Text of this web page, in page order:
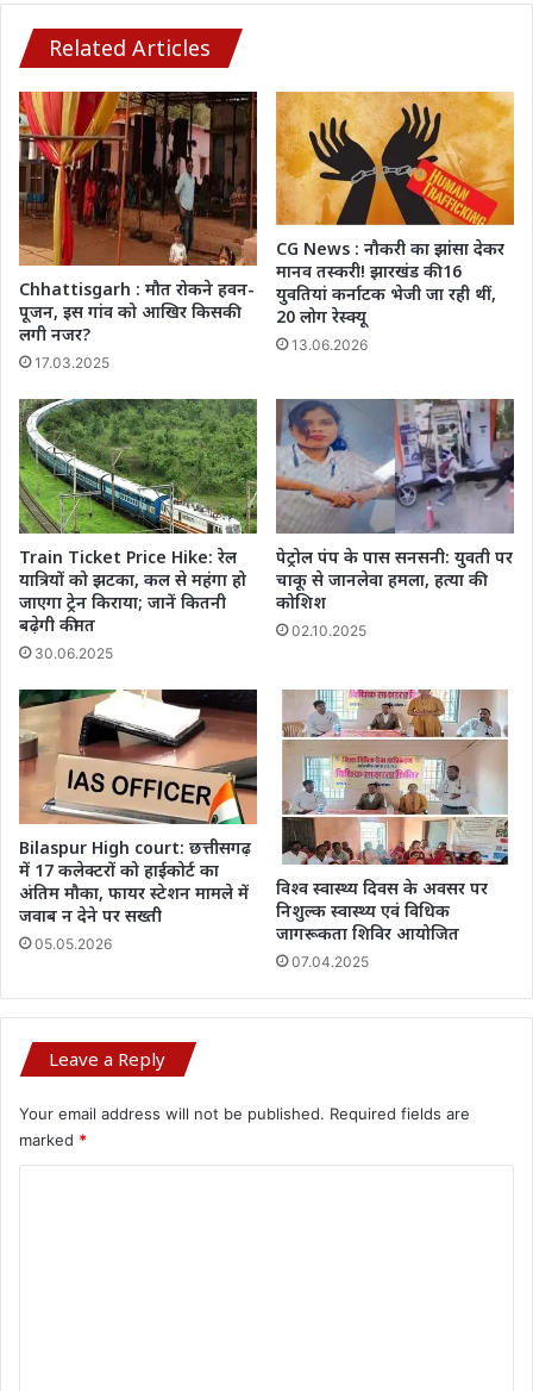
के
लिए
बाजार
में
उमड़ी
लोगों
की
भीड़,
देखें
ताजा
रेट
Related Articles
Chhattisgarh : मौत रोकने हवन-
पूजन, इस गांव को आखिर किसकी
लगी नजर?
17.03.2025
CG News : नौकरी का झांसा देकर
मानव तस्करी! झारखंड की 16
युवतियां कर्नाटक भेजी जा रही थीं,
20 लोग रेस्क्यू
13.06.2026
Train Ticket Price Hike: रेल
यात्रियों को झटका, कल से महंगा हो
जाएगा ट्रेन किराया; जानें कितनी
बढ़ेगी कीमत
30.06.2025
पेट्रोल पंप के पास सनसनी: युवती पर
चाकू से जानलेवा हमला, हत्या की
कोशिश
02.10.2025
Bilaspur High court: छत्तीसगढ़
में 17 कलेक्टरों को हाईकोर्ट का
अंतिम मौका, फायर स्टेशन मामले में
जवाब न देने पर सख्ती
05.05.2026
विश्व स्वास्थ्य दिवस के अवसर पर
निशुल्क स्वास्थ्य एवं विधिक
जागरूकता शिविर आयोजित
07.04.2025
Leave a Reply
Your email address will not be published. Required fields are
marked *